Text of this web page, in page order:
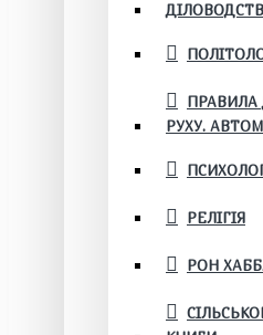
РУХУ.
РЕЛІГІЯ
РОН